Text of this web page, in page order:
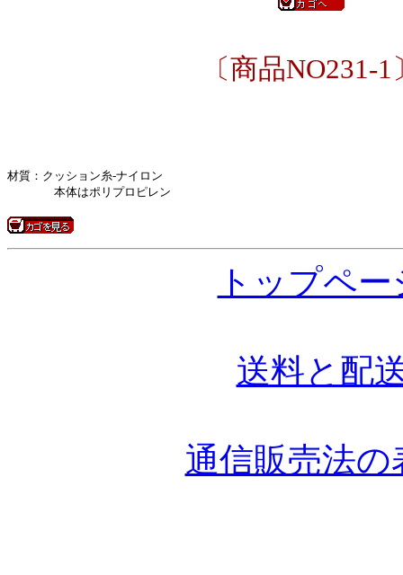
〔商品NO231-1
材質：クッション糸-ナイロン
本体はポリプロピレン
トップペー
送料と配
通信販売法の